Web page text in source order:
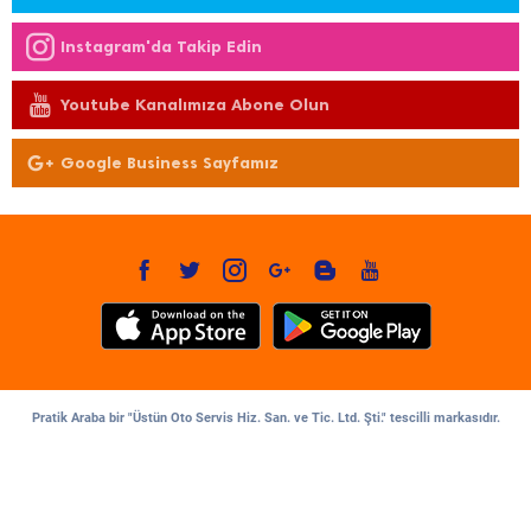
Instagram'da Takip Edin
Youtube Kanalımıza Abone Olun
Google Business Sayfamız
Pratik Araba bir "Üstün Oto Servis Hiz. San. ve Tic. Ltd. Şti." tescilli markasıdır.